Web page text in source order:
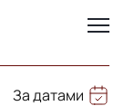
За датами